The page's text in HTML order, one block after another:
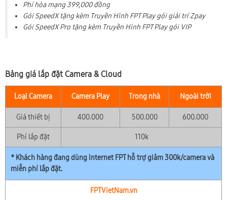
Phí hòa mạng 399,000 đồng
Gói SpeedX tặng kèm Truyền Hình FPT Play gói giải trí Zpay
Gói SpeedX Pro tặng kèm Truyền Hình FPT Play gói VIP
Bảng giá lắp đặt Camera & Cloud
Loại Camera Camera Play Trong nhà Ngoài trời
Giá thiết bị 400.000 500.000 600.000
Phí lắp đặt 110k
* Khách hàng đang dùng Internet FPT hỗ trợ giảm 300k/camera và
miễn phí lắp đặt.
FPTVietNam.vn